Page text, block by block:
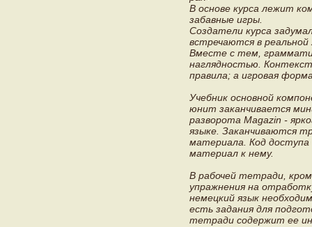
В основе курса лежит
забавные игры.
Создатели курса
встречаются в
Вместе с тем,
наглядностью.
правила; а игровая
Учебник основной
юнит заканчивается
разворота Magazin -
языке. Заканчиваются
материала. Код доступа
материал к нему.
В рабочей тетради,
упражнения на
немецкий язык
есть задания для
тетради содержит ее